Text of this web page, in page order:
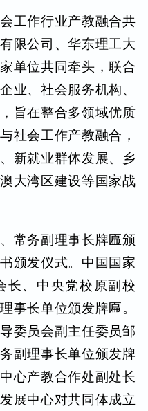
工作行业产教融合共
限公司、华东理工大
单位共同牵头，联合
业、社会服务机构、
旨在整合多领域优质
社会工作产教融合，
新就业群体发展、乡
大湾区建设等国家战
常务副理事长牌匾颁
颁发仪式。中国国家
长、中央党校原副校
事长单位颁发牌匾。
委员会副主任委员邹
副理事长单位颁发牌
心产教合作处副处长
展中心对共同体成立